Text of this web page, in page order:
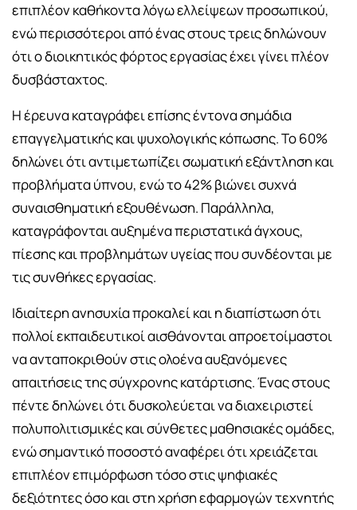
επιπλέον καθήκοντα λόγω ελλείψεων προσωπικού,
ενώ περισσότεροι από ένας στους τρεις δηλώνουν
ότι ο διοικητικός φόρτος εργασίας έχει γίνει πλέον
δυσβάσταχτος.
Η έρευνα καταγράφει επίσης έντονα σημάδια
επαγγελματικής και ψυχολογικής κόπωσης. Το 60%
δηλώνει ότι αντιμετωπίζει σωματική εξάντληση και
προβλήματα ύπνου, ενώ το 42% βιώνει συχνά
συναισθηματική εξουθένωση. Παράλληλα,
καταγράφονται αυξημένα περιστατικά άγχους,
πίεσης και προβλημάτων υγείας που συνδέονται με
τις συνθήκες εργασίας.
Ιδιαίτερη ανησυχία προκαλεί και η διαπίστωση ότι
πολλοί εκπαιδευτικοί αισθάνονται απροετοίμαστοι
να ανταποκριθούν στις ολοένα αυξανόμενες
απαιτήσεις της σύγχρονης κατάρτισης. Ένας στους
πέντε δηλώνει ότι δυσκολεύεται να διαχειριστεί
πολυπολιτισμικές και σύνθετες μαθησιακές ομάδες,
ενώ σημαντικό ποσοστό αναφέρει ότι χρειάζεται
επιπλέον επιμόρφωση τόσο στις ψηφιακές
δεξιότητες όσο και στη χρήση εφαρμογών τεχνητής